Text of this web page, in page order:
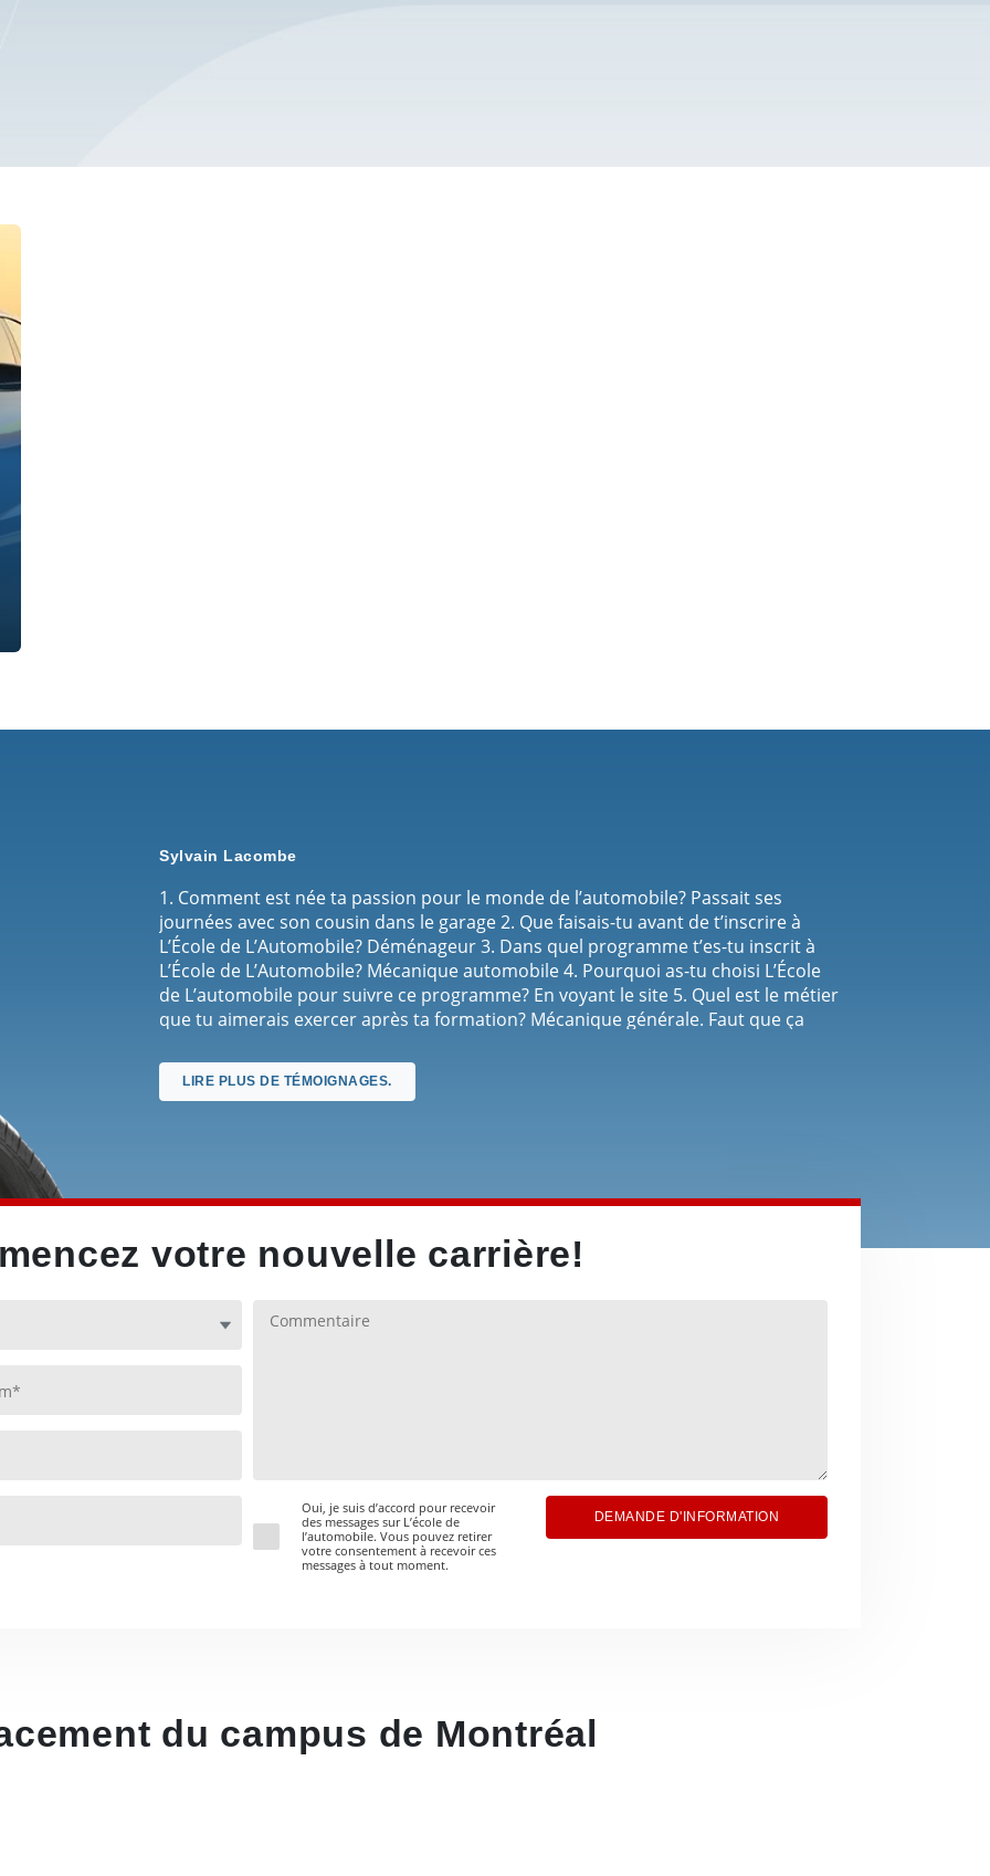
Sylvain Lacombe
1. Comment est née ta passion pour le monde de l’automobile? Passait ses
journées avec son cousin dans le garage 2. Que faisais-tu avant de t’inscrire à
L’École de L’Automobile? Déménageur 3. Dans quel programme t’es-tu inscrit à
L’École de L’Automobile? Mécanique automobile 4. Pourquoi as-tu choisi L’École
de L’automobile pour suivre ce programme? En voyant le site 5. Quel est le métier
que tu aimerais exercer après ta formation? Mécanique générale. Faut que ça
L’Automobile à un(e) ami(e)? Si oui, pourquoi? Oui.L’ambiance de l’école et les
gens. C’est comme une famille.
LIRE PLUS DE TÉMOIGNAGES.
votre nouvelle carrière!
Oui, je suis d’accord pour recevoir
des messages sur L’école de
l’automobile. Vous pouvez retirer
votre consentement à recevoir ces
messages à tout moment.
DEMANDE D'INFORMATION
du campus de Montréal